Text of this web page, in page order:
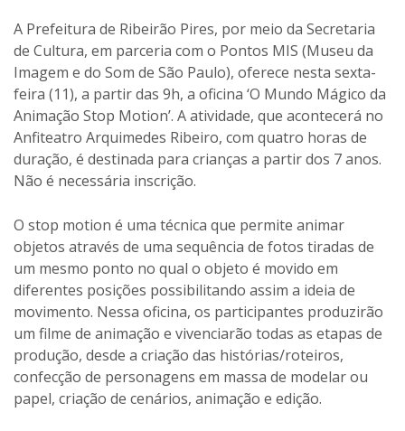
A Prefeitura de Ribeirão Pires, por meio da Secretaria
de Cultura, em parceria com o Pontos MIS (Museu da
Imagem e do Som de São Paulo), oferece nesta sexta-
feira (11), a partir das 9h, a oficina ‘O Mundo Mágico da
Animação Stop Motion’. A atividade, que acontecerá no
Anfiteatro Arquimedes Ribeiro, com quatro horas de
duração, é destinada para crianças a partir dos 7 anos.
Não é necessária inscrição.
O stop motion é uma técnica que permite animar
objetos através de uma sequência de fotos tiradas de
um mesmo ponto no qual o objeto é movido em
diferentes posições possibilitando assim a ideia de
movimento. Nessa oficina, os participantes produzirão
um filme de animação e vivenciarão todas as etapas de
produção, desde a criação das histórias/roteiros,
confecção de personagens em massa de modelar ou
papel, criação de cenários, animação e edição.